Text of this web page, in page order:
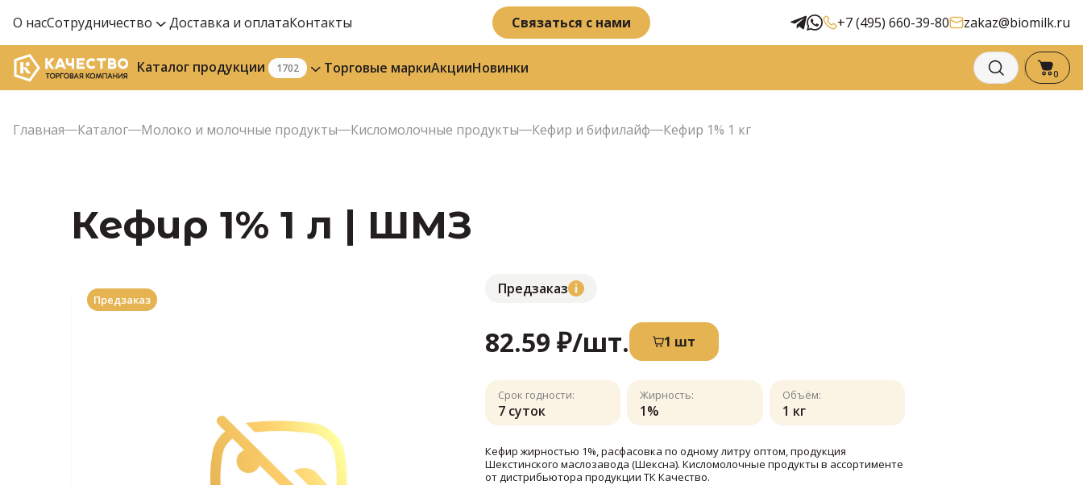
О насСотрудничество Доставка и оплатаКонтакты Связаться с нами +7 (495) 660-39-80 zakaz@biomilk.ru
Каталог продукции 1702 Торговые маркиАкцииНовинки 0
Главная Каталог Молоко и молочные продукты Кисломолочные продукты Кефир и бифилайф Кефир 1% 1 кг
Кефир 1% 1 л | ШМЗ
Предзаказ
Предзаказ
82.59 ₽/шт. 1 шт
Срок годности:
7 суток
Жирность:
1%
Объём:
1 кг
Кефир жирностью 1%, расфасовка по одному литру оптом, продукция
Шекстинского маслозавода (Шексна). Кисломолочные продукты в ассортименте
от дистрибьютора продукции ТК Качество.